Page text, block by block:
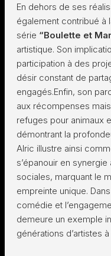
En dehors de ses
également contribué à
série “Boulette et
artistique. Son
participation à des
désir constant de
engagés.Enfin, son
aux récompenses
refuges pour animaux
démontrant la
Alric illustre ainsi
s’épanouir en
sociales, marquant le
empreinte unique.
comédie et
demeure un exemple
générations d’artistes à